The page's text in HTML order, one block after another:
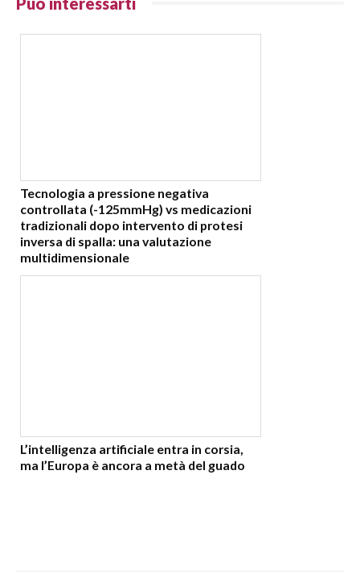
Tecnologia a pressione negativa
controllata (-125mmHg) vs medicazioni
tradizionali dopo intervento di protesi
inversa di spalla: una valutazione
multidimensionale
L’intelligenza artificiale entra in corsia,
ma l’Europa è ancora a metà del guado